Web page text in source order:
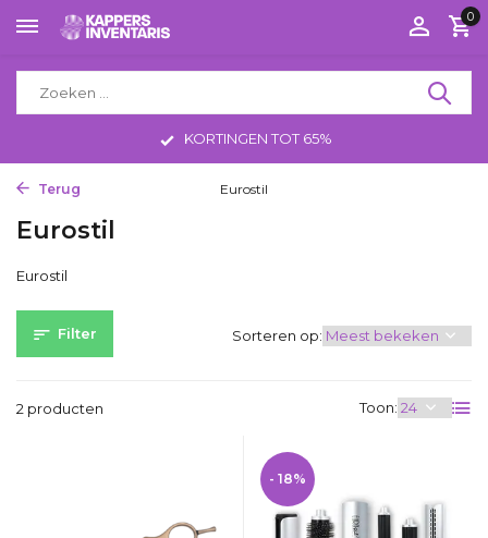
0
KORTINGEN TOT 65%
Terug Eurostil
Eurostil
Eurostil
Filter
2 producten Toon:
Sorteren op:
- 18%